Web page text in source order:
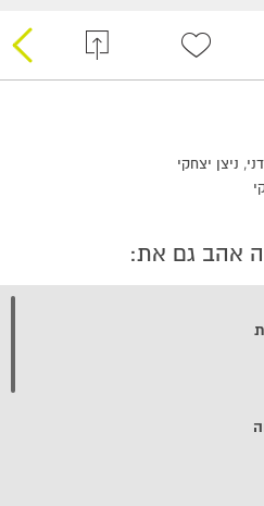
ניצן יצחקי
אהב גם את: